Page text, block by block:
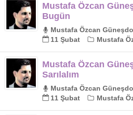
Mustafa Özcan
Bugün
Mustafa Özcan
11 Şubat
Mustafa
Mustafa Özcan
Sarılalım
Mustafa Özcan
11 Şubat
Mustafa